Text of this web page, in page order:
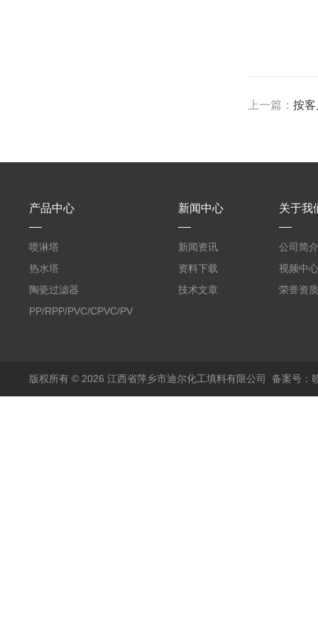
上一篇：按
产品中心
喷淋塔
热水塔
陶瓷过滤器
PP/RPP/PVC/CPVC/PVDF
新闻中心
新闻资讯
资料下载
技术文章
关于我
公司简介
视频中心
荣誉资质
版权所有 © 2026 江西省萍乡市迪尔化工填料有限公司 备案号：